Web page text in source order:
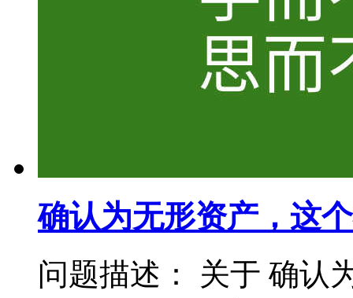
确认为无形资产，这
问题描述： 关于 确认